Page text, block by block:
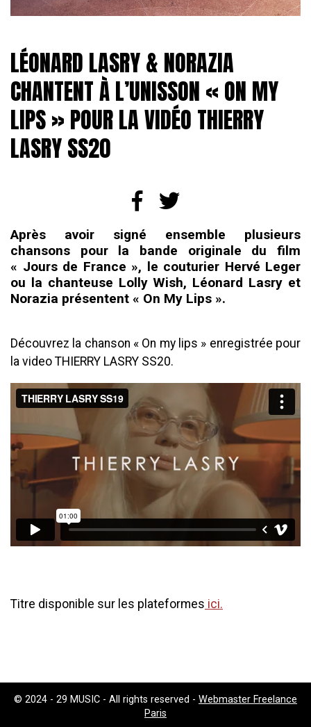
LÉONARD LASRY & NORAZIA
CHANTENT À L’UNISSON « ON MY
LIPS » POUR LA VIDÉO THIERRY
LASRY SS20
Après avoir signé ensemble plusieurs
chansons pour la bande originale du film
« Jours de France », le couturier Hervé Leger
ou la chanteuse Lolly Wish, Léonard Lasry et
Norazia présentent « On My Lips ».
Découvrez la chanson « On my lips » enregistrée pour
la video THIERRY LASRY SS20.
Titre disponible sur les plateformes ici.
© 2024 - 29 MUSIC - All rights reserved - Webmaster Freelance
Paris